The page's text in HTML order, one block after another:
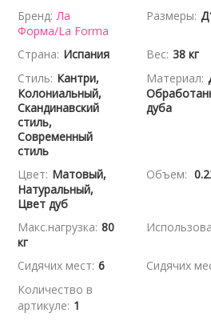
Бренд: Ла
Форма/La Forma
Размеры:
Страна: Испания Вес: 38 кг
Стиль: Кантри,
Колониальный,
Скандинавский
стиль,
Современный
стиль
Материал:
дуба
Цвет: Матовый,
Натуральный,
Цвет дуб
Объем:
Макс.нагрузка: 80
кг
Сидячих мест: 6 Сидячих
Количество в
артикуле: 1